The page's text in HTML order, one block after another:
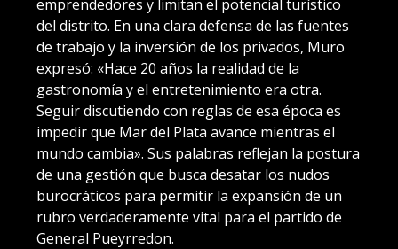
emprendedores y limitan el potencial turístico
del distrito. En una clara defensa de las fuentes
de trabajo y la inversión de los privados, Muro
expresó: «Hace 20 años la realidad de la
gastronomía y el entretenimiento era otra.
Seguir discutiendo con reglas de esa época es
impedir que Mar del Plata avance mientras el
mundo cambia». Sus palabras reflejan la postura
de una gestión que busca desatar los nudos
burocráticos para permitir la expansión de un
rubro verdaderamente vital para el partido de
General Pueyrredon.